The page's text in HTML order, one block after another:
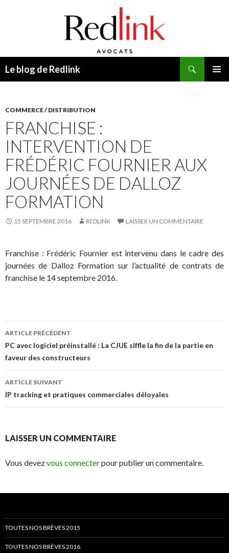
Le blog de Redlink
COMMERCE / DISTRIBUTION
FRANCHISE :
INTERVENTION DE
FRÉDÉRIC FOURNIER AUX
JOURNÉES DE DALLOZ
FORMATION
15 SEPTEMBRE 2016 REDLINK LAISSER UN COMMENTAIRE
Franchise : Frédéric Fournier est intervenu dans le cadre des
journées de Dalloz Formation sur l’actualité de contrats de
franchise le 14 septembre 2016.
Navigation
des
articles
ARTICLE PRÉCÉDENT
PC avec logiciel préinstallé : La CJUE siffle la fin de la partie en
faveur des constructeurs
ARTICLE SUIVANT
IP tracking et pratiques commerciales déloyales
LAISSER UN COMMENTAIRE
Vous devezvous connecterpour publier un commentaire.
TOUTES NOS BRÈVES 2015
TOUTES NOS BRÈVES 2016